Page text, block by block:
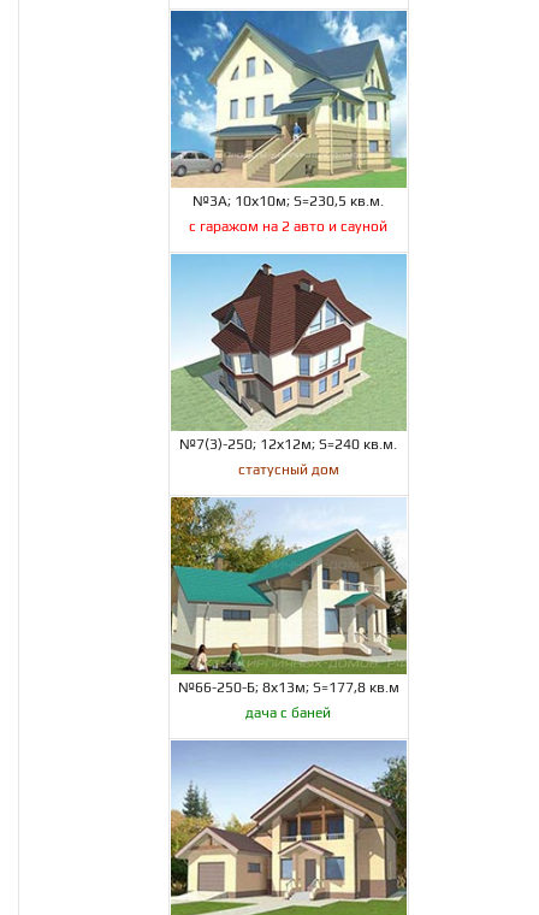
№3А; 10х10м; S=230,5 кв.м.
с гаражом на 2 авто и сауной
№7(3)-250; 12х12м; S=240 кв.м.
статусный дом
№66-250-Б; 8х13м; S=177,8 кв.м
дача с баней